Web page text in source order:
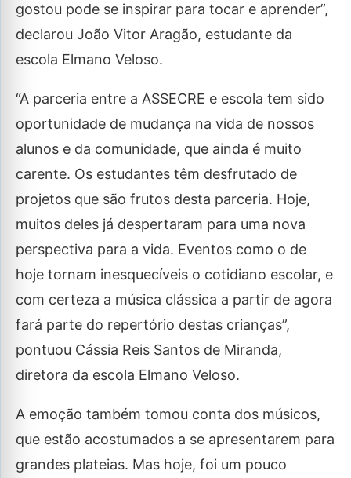
gostou pode se inspirar para tocar e aprender”,
declarou João Vitor Aragão, estudante da
escola Elmano Veloso.
“A parceria entre a ASSECRE e escola tem sido
oportunidade de mudança na vida de nossos
alunos e da comunidade, que ainda é muito
carente. Os estudantes têm desfrutado de
projetos que são frutos desta parceria. Hoje,
muitos deles já despertaram para uma nova
perspectiva para a vida. Eventos como o de
hoje tornam inesquecíveis o cotidiano escolar, e
com certeza a música clássica a partir de agora
fará parte do repertório destas crianças”,
pontuou Cássia Reis Santos de Miranda,
diretora da escola Elmano Veloso.
A emoção também tomou conta dos músicos,
que estão acostumados a se apresentarem para
grandes plateias. Mas hoje, foi um pouco